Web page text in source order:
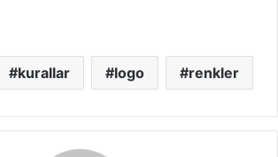
kurallar logo renkler